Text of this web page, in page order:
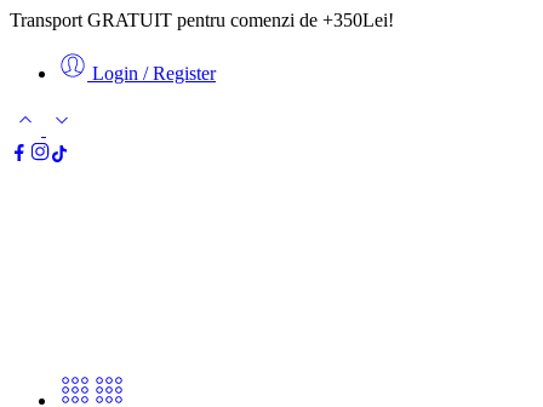
Transport GRATUIT pentru comenzi de +350Lei!
Login / Register